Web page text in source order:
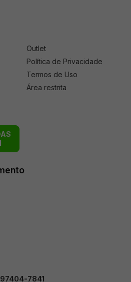
Outlet
Política de Privacidade
Termos de Uso
Área restrita
97404-7841